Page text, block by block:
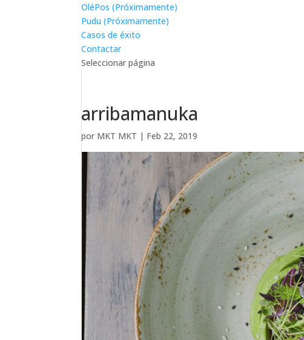
OléPos (Próximamente)
Pudu (Próximamente)
Casos de éxito
Contactar
Seleccionar página
arribamanuka
por MKT MKT | Feb 22, 2019